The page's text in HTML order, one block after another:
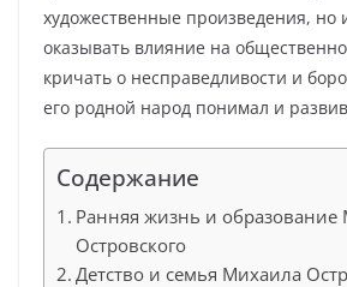
художественные произведения, но
оказывать влияние на
кричать о несправедливости и
его родной народ понимал и
Содержание
Ранняя жизнь и образование
Островского
Детство и семья Михаила